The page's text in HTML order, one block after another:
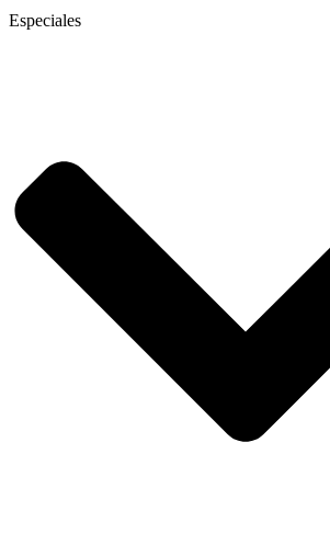
Especiales